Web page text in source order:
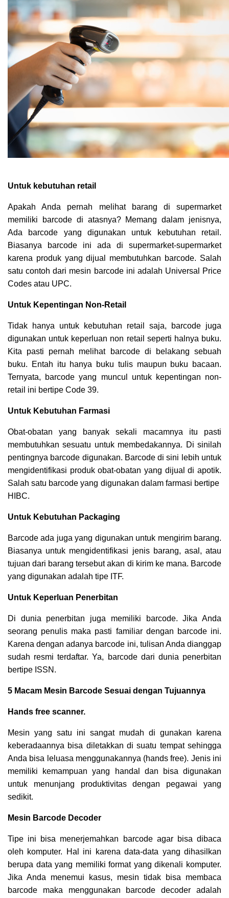
Untuk kebutuhan retail
Apakah Anda pernah melihat barang di supermarket
memiliki barcode di atasnya? Memang dalam jenisnya,
Ada barcode yang digunakan untuk kebutuhan retail.
Biasanya barcode ini ada di supermarket-supermarket
karena produk yang dijual membutuhkan barcode. Salah
satu contoh dari mesin barcode ini adalah Universal Price
Codes atau UPC.
Untuk Kepentingan Non-Retail
Tidak hanya untuk kebutuhan retail saja, barcode juga
digunakan untuk keperluan non retail seperti halnya buku.
Kita pasti pernah melihat barcode di belakang sebuah
buku. Entah itu hanya buku tulis maupun buku bacaan.
Ternyata, barcode yang muncul untuk kepentingan non-
retail ini bertipe Code 39.
Untuk Kebutuhan Farmasi
Obat-obatan yang banyak sekali macamnya itu pasti
membutuhkan sesuatu untuk membedakannya. Di sinilah
pentingnya barcode digunakan. Barcode di sini lebih untuk
mengidentifikasi produk obat-obatan yang dijual di apotik.
Salah satu barcode yang digunakan dalam farmasi bertipe
HIBC.
Untuk Kebutuhan Packaging
Barcode ada juga yang digunakan untuk mengirim barang.
Biasanya untuk mengidentifikasi jenis barang, asal, atau
tujuan dari barang tersebut akan di kirim ke mana. Barcode
yang digunakan adalah tipe ITF.
Untuk Keperluan Penerbitan
Di dunia penerbitan juga memiliki barcode. Jika Anda
seorang penulis maka pasti familiar dengan barcode ini.
Karena dengan adanya barcode ini, tulisan Anda dianggap
sudah resmi terdaftar. Ya, barcode dari dunia penerbitan
bertipe ISSN.
5 Macam Mesin Barcode Sesuai dengan Tujuannya
Hands free scanner.
Mesin yang satu ini sangat mudah di gunakan karena
keberadaannya bisa diletakkan di suatu tempat sehingga
Anda bisa leluasa menggunakannya (hands free). Jenis ini
memiliki kemampuan yang handal dan bisa digunakan
untuk menunjang produktivitas dengan pegawai yang
sedikit.
Mesin Barcode Decoder
Tipe ini bisa menerjemahkan barcode agar bisa dibaca
oleh komputer. Hal ini karena data-data yang dihasilkan
berupa data yang memiliki format yang dikenali komputer.
Jika Anda menemui kasus, mesin tidak bisa membaca
barcode maka menggunakan barcode decoder adalah